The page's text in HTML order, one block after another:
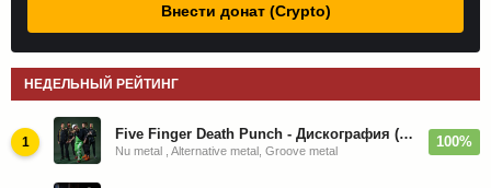
Внести донат (Crypto)
НЕДЕЛЬНЫЙ РЕЙТИНГ
1 Five Finger Death Punch - Дискография (2008-2026)
Nu metal , Alternative metal, Groove metal
100%